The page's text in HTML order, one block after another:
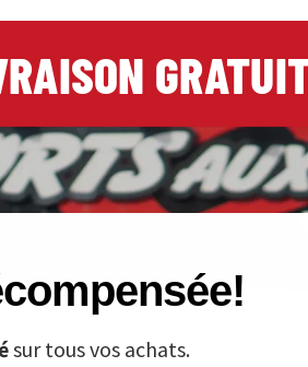
GRATUITE
sur tous vos achats.